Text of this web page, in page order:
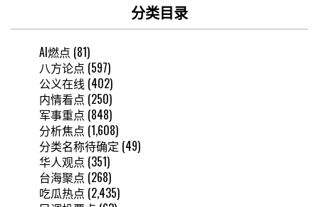
分类目录
AI燃点 (81)
八方论点 (597)
公义在线 (402)
内情看点 (250)
军事重点 (848)
分析焦点 (1,608)
分类名称待确定 (49)
华人观点 (351)
台海聚点 (268)
吃瓜热点 (2,435)